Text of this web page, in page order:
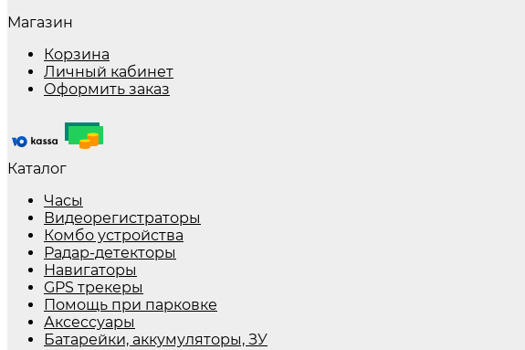
Магазин
Корзина
Личный кабинет
Оформить заказ
Каталог
Часы
Видеорегистраторы
Комбо устройства
Радар-детекторы
Навигаторы
GPS трекеры
Помощь при парковке
Аксессуары
Батарейки, аккумуляторы, ЗУ